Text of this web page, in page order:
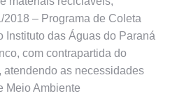
2018 – Programa de Coleta
Instituto das Águas do Paraná
com contrapartida do
atendendo as necessidades
Meio Ambiente